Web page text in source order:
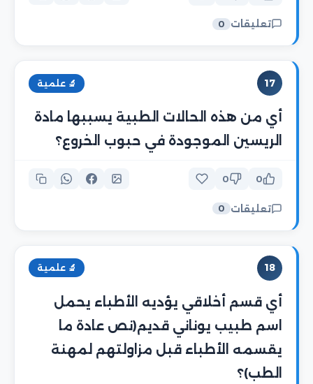
تعليقات 0
17 🔬 علمية
أي من هذه الحالات الطبية يسببها مادة
الريسين الموجودة في حبوب الخروع؟
0
0
تعليقات 0
18 🔬 علمية
أي قسم أخلاقي يؤديه الأطباء يحمل
اسم طبيب يوناني قديم(نص عادة ما
يقسمه الأطباء قبل مزاولتهم لمهنة
الطب)؟